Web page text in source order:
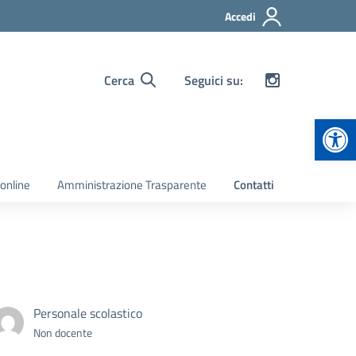
Accedi
Cerca Seguici su:
Amministrazione Trasparente Contatti
Personale scolastico
Non docente